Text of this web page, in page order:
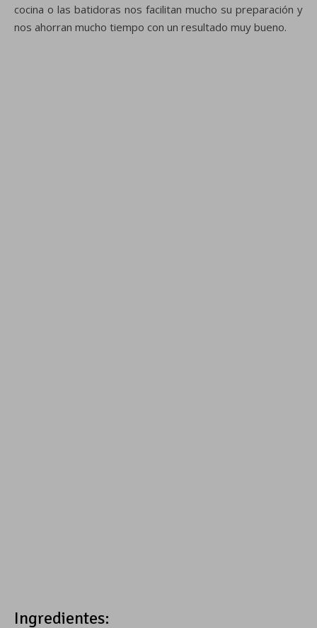
cocina o las batidoras nos facilitan mucho su preparación y
nos ahorran mucho tiempo con un resultado muy bueno.
Ingredientes: